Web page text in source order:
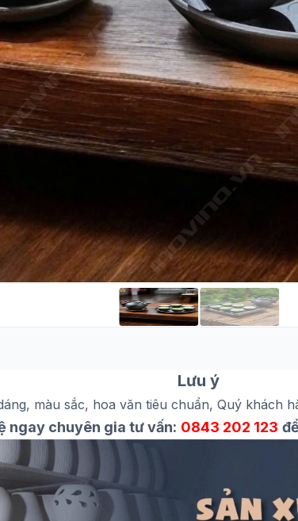
Lưu ý
màu sắc, hoa văn tiêu chuẩn, Quý khách
ngay chuyên gia tư vấn: 0843 202 123